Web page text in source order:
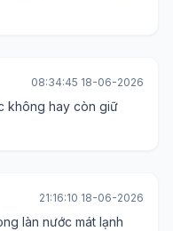
08:34:45 18-06-2026
không hay còn giữ
21:16:10 18-06-2026
làn nước mát lạnh